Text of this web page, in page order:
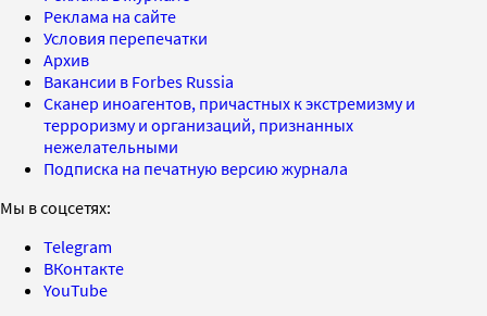
Реклама на сайте
Условия перепечатки
Архив
Вакансии в Forbes Russia
Сканер иноагентов, причастных к экстремизму и
терроризму и организаций, признанных
нежелательными
Подписка на печатную версию журнала
Мы в соцсетях:
Telegram
ВКонтакте
YouTube